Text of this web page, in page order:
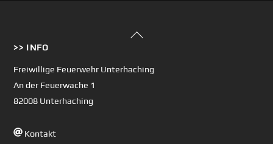
Back
>> INFO
Freiwillige Feuerwehr Unterhaching
An der Feuerwache 1
82008 Unterhaching
Kontakt